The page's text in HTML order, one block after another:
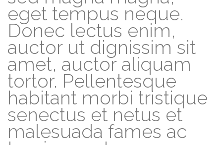
eget tempus neque.
Donec lectus enim,
auctor ut dignissim sit
amet, auctor aliquam
tortor. Pellentesque
habitant morbi tristique
senectus et netus et
malesuada fames ac